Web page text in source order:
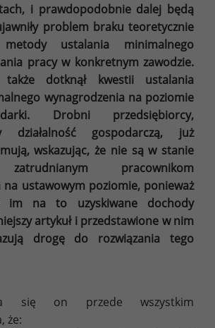
i prawdopodobnie dalej będą
problem braku teoretycznie
metody ustalania minimalnego
pracy w konkretnym zawodzie.
dotknął kwestii ustalania
wynagrodzenia na poziomie
Drobni przedsiębiorcy,
działalność gospodarczą, już
wskazując, że nie są w stanie
pracownikom
na ustawowym poziomie, ponieważ
im na to uzyskiwane dochody
artykuł i przedstawione w nim
drogę do rozwiązania tego
się on przede wszystkim
że: